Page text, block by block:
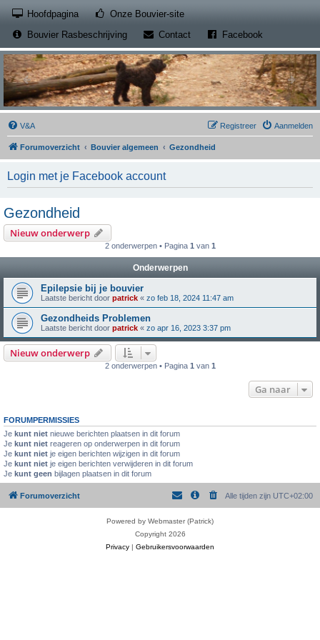
Hoofdpagina Onze Bouvier-site(Opens a new tab)
Bouvier Rasbeschrijving
Contact(Opens a new tab)
Facebook
V&A Aanmelden
Registreer
Forumoverzicht Bouvier algemeen Gezondheid
Login met je Facebook account
Gezondheid
Nieuw onderwerp
2 onderwerpen • Pagina 1 van 1
Onderwerpen
Epilepsie bij je bouvier
Laatste bericht door patrick « zo feb 18, 2024 11:47 am
Gezondheids Problemen
Laatste bericht door patrick « zo apr 16, 2023 3:37 pm
Nieuw onderwerp
2 onderwerpen • Pagina 1 van 1
Ga naar
FORUMPERMISSIES
Je kunt niet nieuwe berichten plaatsen in dit forum
Je kunt niet reageren op onderwerpen in dit forum
Je kunt niet je eigen berichten wijzigen in dit forum
Je kunt niet je eigen berichten verwijderen in dit forum
Je kunt geen bijlagen plaatsen in dit forum
Forumoverzicht Alle tijden zijn UTC+02:00
Powered by Webmaster (Patrick)
Copyright 2026
Privacy | Gebruikersvoorwaarden